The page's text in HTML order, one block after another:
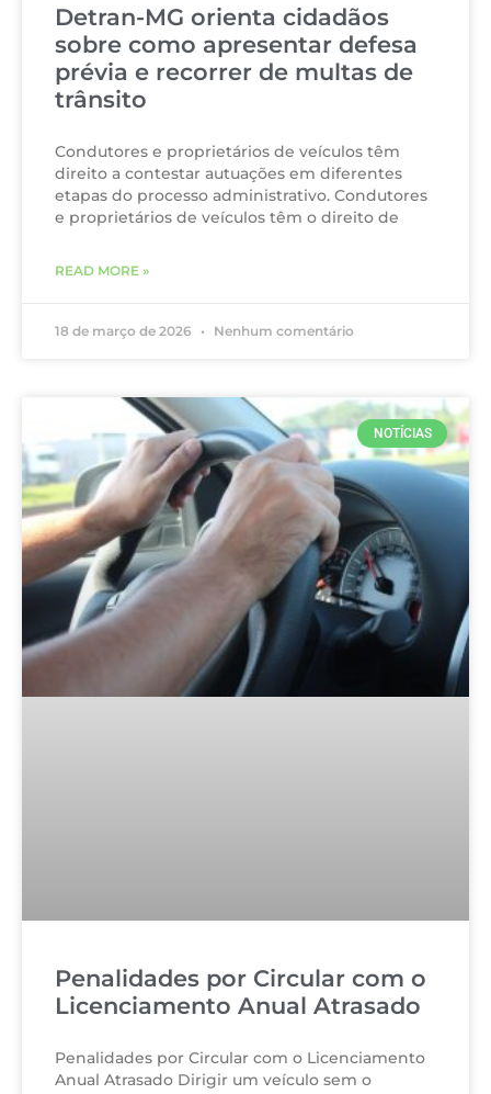
Detran-MG orienta cidadãos
sobre como apresentar defesa
prévia e recorrer de multas de
trânsito
Condutores e proprietários de veículos têm
direito a contestar autuações em diferentes
etapas do processo administrativo. Condutores
e proprietários de veículos têm o direito de
READ MORE »
18 de março de 2026 Nenhum comentário
NOTÍCIAS
Penalidades por Circular com o
Licenciamento Anual Atrasado
Penalidades por Circular com o Licenciamento
Anual Atrasado Dirigir um veículo sem o